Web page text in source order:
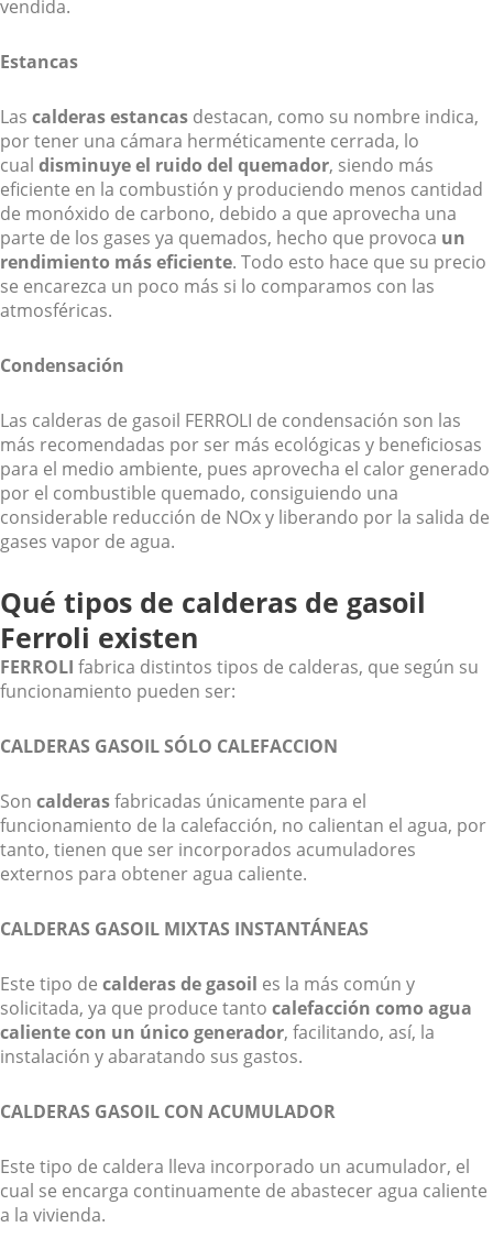
vendida.
Estancas
Las calderas estancas destacan, como su nombre indica,
por tener una cámara herméticamente cerrada, lo
cual disminuye el ruido del quemador, siendo más
eficiente en la combustión y produciendo menos cantidad
de monóxido de carbono, debido a que aprovecha una
parte de los gases ya quemados, hecho que provoca un
rendimiento más eficiente. Todo esto hace que su precio
se encarezca un poco más si lo comparamos con las
atmosféricas.
Condensación
Las calderas de gasoil FERROLI de condensación son las
más recomendadas por ser más ecológicas y beneficiosas
para el medio ambiente, pues aprovecha el calor generado
por el combustible quemado, consiguiendo una
considerable reducción de NOx y liberando por la salida de
gases vapor de agua.
Qué tipos de calderas de gasoil
Ferroli existen
FERROLI fabrica distintos tipos de calderas, que según su
funcionamiento pueden ser:
CALDERAS GASOIL SÓLO CALEFACCION
Son calderasfabricadas únicamente para el
funcionamiento de la calefacción, no calientan el agua, por
tanto, tienen que ser incorporados acumuladores
externos para obtener agua caliente.
CALDERAS GASOIL MIXTAS INSTANTÁNEAS
Este tipo de calderas de gasoil es la más común y
solicitada, ya que produce tanto calefacción como agua
caliente con un único generador, facilitando, así, la
instalación y abaratando sus gastos.
CALDERAS GASOIL CON ACUMULADOR
Este tipo de caldera lleva incorporado un acumulador, el
cual se encarga continuamente de abastecer agua caliente
a la vivienda.